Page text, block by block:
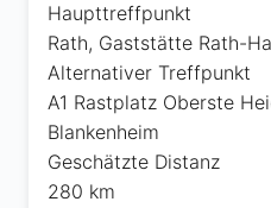
Haupttreffpunkt
Rath, Gaststätte Rath-
Alternativer Treffpunkt
A1 Rastplatz Oberste
Blankenheim
Geschätzte Distanz
280 km